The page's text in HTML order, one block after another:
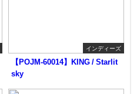
インディーズ
【POJM-60014】KING / Starlit
sky